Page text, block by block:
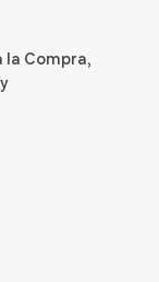
la Compra,